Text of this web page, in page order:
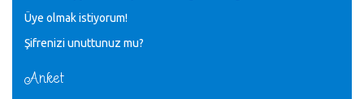
♪
GEÇMİŞ OLSUN TÜRKİYE!
Mavi Nota - 07.02.2023
30 yıl sonra karşılaşmak çok güzel Kurtuluş, teveccüh
Üye olmak istiyorum!
Şifrenizi unuttunuz mu?
Anket